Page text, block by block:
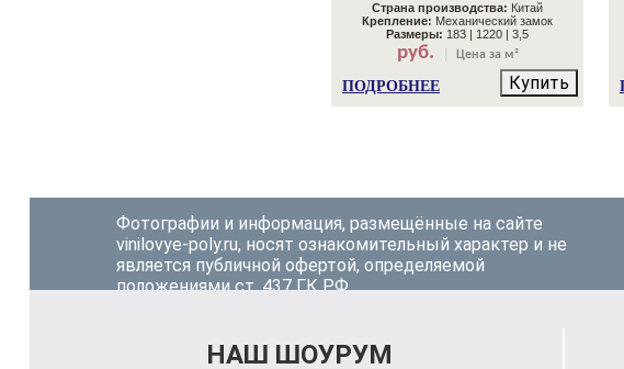
Страна производства: Китай
Крепление: Механический замок
Размеры: 183 | 1220 | 3,5
руб. Цена за м²
ПОДРОБНЕЕ Купить
Фотографии и информация, размещённые на сайте
vinilovye-poly.ru, носят ознакомительный характер и не
является публичной офертой, определяемой
положениями ст. 437 ГК РФ.
НАШ ШОУРУМ